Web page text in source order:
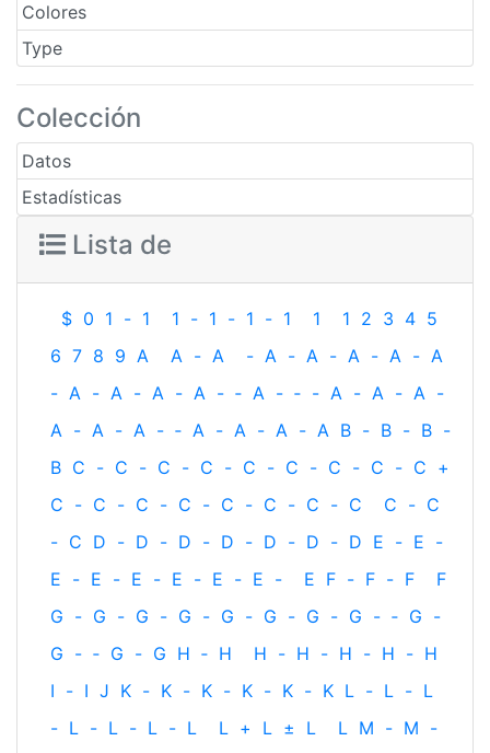
Colores
Type
Colección
Datos
Estadísticas
Lista de
$ 0 1 - 1 1 - 1 - 1 - 1 1 1 2 3 4 5
6 7 8 9 A A - A - A - A - A - A - A
- A - A - A - A - ‐ A - ‐ - A - A - A -
A - A - A - ‐ A - A - A - A B - B - B -
B C - C - C - C - C - C - C - C - C +
C - C - C - C - C - C - C - C C - C
- C D - D - D - D - D - D - D E - E -
E - E - E - E - E - E - E F - F - F
F
G - G - G - G - G - G - G - G - ‐ G -
G - ‐ G - G H ‐ H H - H - H - H - H
I - I J K - K - K - K - K - K L - L - L
- L - L - L - L L + L ± L L M - M -